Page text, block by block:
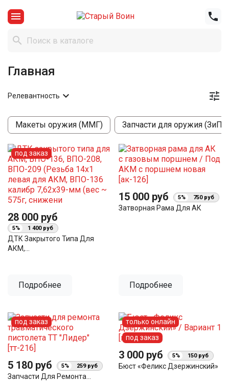



Главная

Релевантность 
Макеты оружия (ММГ) Запчасти для оружия (ЗиП)
28 000 руб
5% 1 400 руб
ДТК Закрытого Типа Для
АКМ,...
Подробнее
под заказ
15 000 руб 5% 750 руб
Затворная Рама Для АК
Подробнее
5 180 руб 5% 259 руб
Запчасти Для Ремонта...
под заказ
3 000 руб 5% 150 руб
Бюст «Феликс Дзержинский»
только онлайн
под заказ